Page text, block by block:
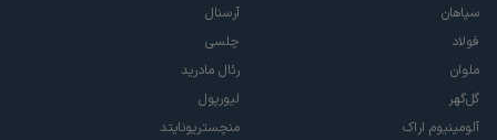
سپاهان
فولاد
ملوان
گل‌گهر
آلومینیوم اراک
آرسنال
چلسی
رئال مادرید
لیورپول
منچستریونایتد